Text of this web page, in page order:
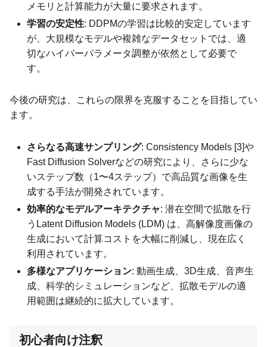
メモリと計算能力が大量に要求されます。
学習の安定性: DDPMの学習は比較的安定しています
が、大規模なモデルや複雑なデータセットでは、適
切なハイパーパラメータ調整が依然として必要で
す。
今後の研究は、これらの限界を克服することを目指してい
ます。
さらなる高速サンプリング: Consistency Models [3]や
Fast Diffusion Solverなどの研究により、さらに少な
いステップ数（1〜4ステップ）で高品質な画像を生
成する手法が開発されています。
効率的なモデルアーキテクチャ: 潜在空間で拡散を行
うLatent Diffusion Models (LDM) は、高解像度画像の
生成において計算コストを大幅に削減し、現在広く
利用されています。
多様なアプリケーション: 動画生成、3D生成、音声生
成、科学的シミュレーションなど、拡散モデルの適
用範囲は継続的に拡大しています。
初心者向け注釈